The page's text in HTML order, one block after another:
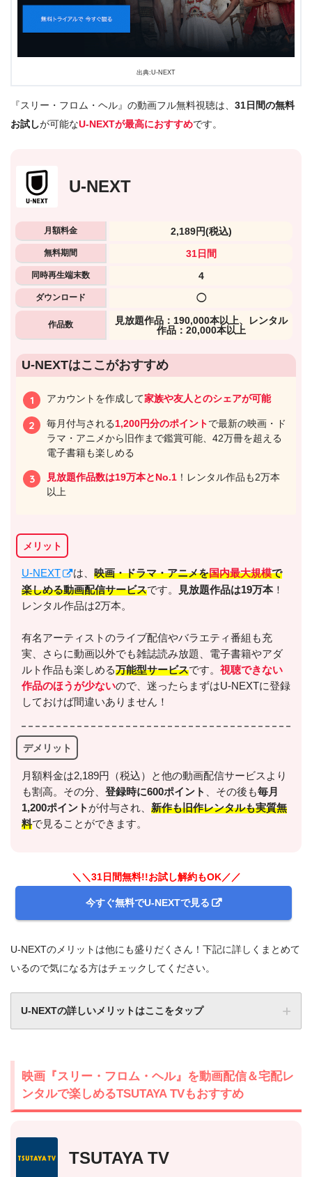
出典:U-NEXT
『スリー・フロム・ヘル』の動画フル無料視聴は、 31日間の無料
お試しが可能なU-NEXTが最高におすすめです。
U-NEXT
月額料金 2,189円(税込)
無料期間 31日間
同時再生端末数 4
ダウンロード ◯
作品数
⾒放題作品：190,000本以上、レンタル
作品：20,000本以上
U-NEXTはここがおすすめ
アカウントを作成して家族や友人とのシェアが可能
毎月付与される1,200円分のポイントで最新の映画・ド
ラマ・アニメから旧作まで鑑賞可能、42万冊を超える
電子書籍も楽しめる
見放題作品数は19万本とNo.1 ！レンタル作品も2万本
以上
メリット
U-NEXT は、 映画・ドラマ・アニメを国内最大規模で
楽しめる動画配信サービスです。 見放題作品は19万本 ！
レンタル作品は2万本。
有名アーティストのライブ配信やバラエティ番組も充
実、さらに動画以外でも雑誌読み放題、電子書籍やアダ
ルト作品も楽しめる万能型サービスです。 視聴できない
作品のほうが少ないので、迷ったらまずはU-NEXTに登録
しておけば間違いありません！
デメリット
月額料金は2,189円（税込）と他の動画配信サービスより
も割高。その分、 登録時に600ポイント 、その後も毎月
1,200ポイント が付与され、 新作も旧作レンタルも実質無
料で見ることができます。
＼＼31日間無料!!お試し解約もOK／／
今すぐ無料でU-NEXTで見る
U-NEXTのメリットは他にも盛りだくさん！下記に詳しくまとめて
いるので気になる方はチェックしてください。
U-NEXTの詳しいメリットはここをタップ
映画『スリー・フロム・ヘル』を動画配信＆宅配レ
ンタルで楽しめるTSUTAYA TVもおすすめ
TSUTAYA TV